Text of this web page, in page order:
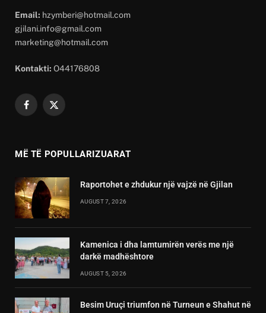
Email: hzymberi@hotmail.com
gjilani.info@gmail.com
marketing@hotmail.com
Kontakti: O44176808
Facebook
X
MË TË POPULLARIZUARAT
Raportohet e zhdukur një vajzë në Gjilan
AUGUST 7, 2026
Kamenica i dha lamtumirën verës me një
darkë madhështore
AUGUST 5, 2026
Besim Uruçi triumfon në Turneun e Shahut në